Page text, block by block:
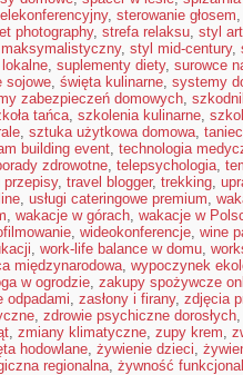
, sterowanie głosem,
photography, strefa relaksu, styl
, styl mid-century,
, suplementy diety, surowce
sojowe, święta kulinarne, systemy
zabezpieczeń domowych,
tańca, szkolenia kulinarne,
, sztuka użytkowa domowa,
building event, technologia
zdrowotne, telepsychologia,
przepisy, travel blogger, trekking,
, usługi cateringowe premium,
, wakacje w górach, wakacje w
, wideokonferencje, wine
, work-life balance w domu,
międzynarodowa, wypoczynek
w ogrodzie, zakupy spożywcze
odpadami, zasłony i firany, zdjęcia
, zdrowie psychiczne dorosłych,
, zmiany klimatyczne, zupy krem,
hodowlane, żywienie dzieci,
regionalna, żywność